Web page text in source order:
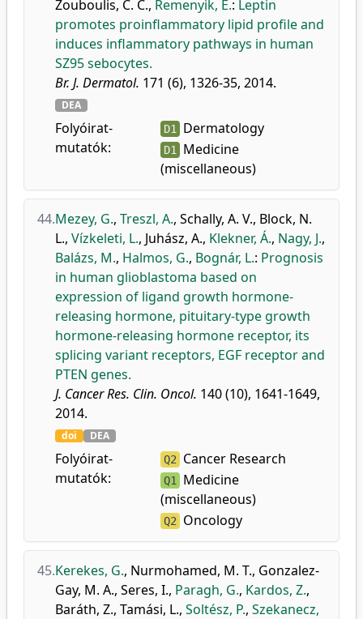
Zouboulis, C. C., Remenyik, É.: Leptin
promotes proinflammatory lipid profile and
induces inflammatory pathways in human
SZ95 sebocytes.
Br. J. Dermatol. 171 (6), 1326-35, 2014.
DEA
Folyóirat-
mutatók:
D1 Dermatology
D1
Medicine
(miscellaneous)
44.Mezey, G., Treszl, A., Schally, A. V., Block, N.
L., Vízkeleti, L., Juhász, A., Klekner, Á., Nagy, J.,
Balázs, M., Halmos, G., Bognár, L.: Prognosis
in human glioblastoma based on
expression of ligand growth hormone-
releasing hormone, pituitary-type growth
hormone-releasing hormone receptor, its
splicing variant receptors, EGF receptor and
PTEN genes.
J. Cancer Res. Clin. Oncol. 140 (10), 1641-1649,
2014.
doi DEA
Folyóirat-
mutatók:
Q2 Cancer Research
Q1
Medicine
(miscellaneous)
Q2 Oncology
45.Kerekes, G., Nurmohamed, M. T., Gonzalez-
Gay, M. A., Seres, I., Paragh, G., Kardos, Z.,
Baráth, Z., Tamási, L., Soltész, P., Szekanecz,